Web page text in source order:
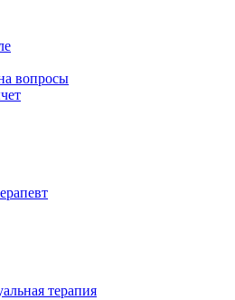
вопросы
терапия